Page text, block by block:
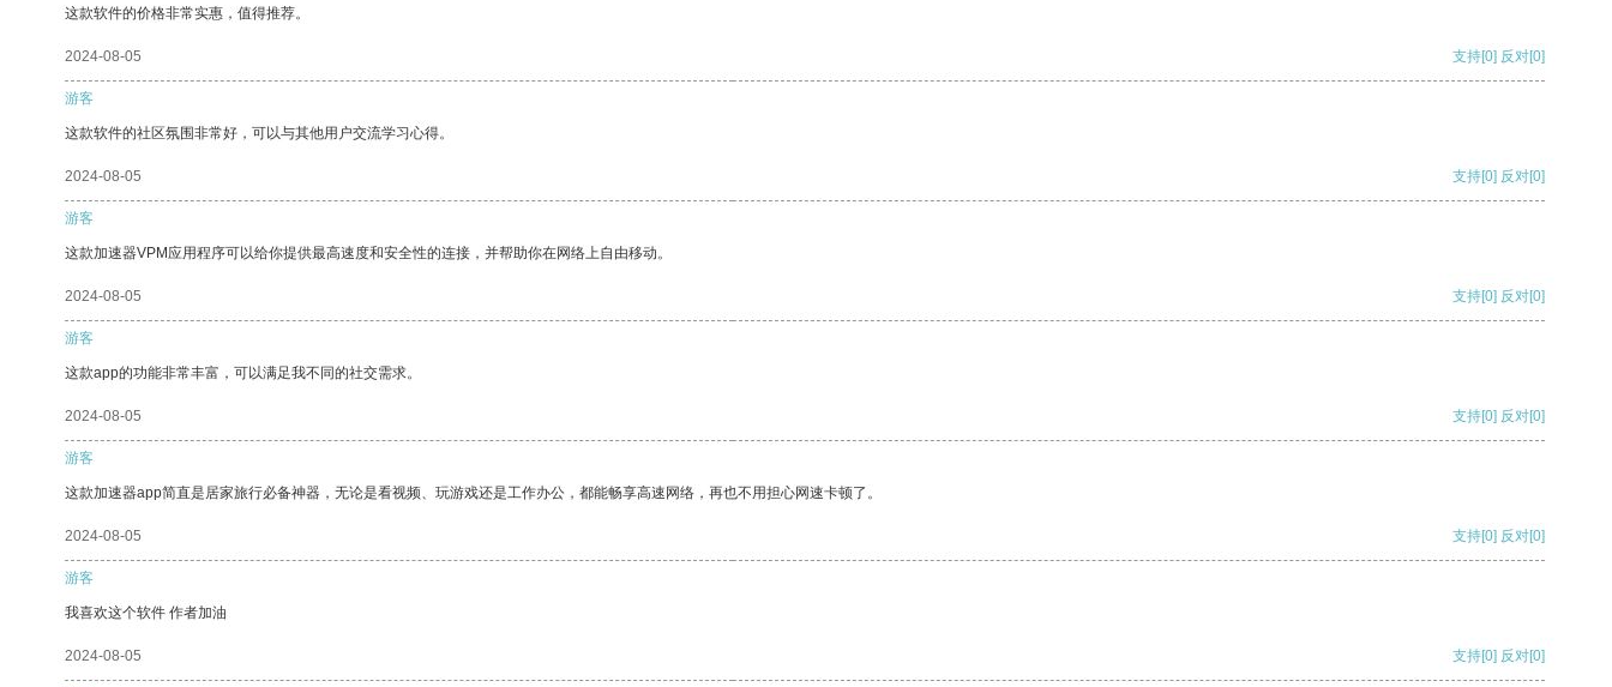
这款软件的价格非常实惠，值得推荐。
2024-08-05 支持[0] 反对[0]
游客
这款软件的社区氛围非常好，可以与其他用户交流学习心得。
2024-08-05 支持[0] 反对[0]
游客
这款加速器VPM应用程序可以给你提供最高速度和安全性的连接，并帮助你在网络上自由移动。
2024-08-05 支持[0] 反对[0]
游客
这款app的功能非常丰富，可以满足我不同的社交需求。
2024-08-05 支持[0] 反对[0]
游客
这款加速器app简直是居家旅行必备神器，无论是看视频、玩游戏还是工作办公，都能畅享高速网络，再也不用担心网速卡顿了。
2024-08-05 支持[0] 反对[0]
游客
我喜欢这个软件 作者加油
2024-08-05 支持[0] 反对[0]